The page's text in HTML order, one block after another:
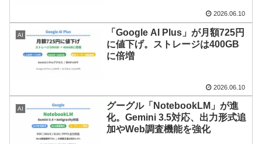
2026.06.10
AI
「Google AI Plus」が月額725円
に値下げ。ストレージは400GB
に倍増
2026.06.10
AI
グーグル「NotebookLM」が進
化。Gemini 3.5対応、出力形式追
加やWeb調査機能を強化